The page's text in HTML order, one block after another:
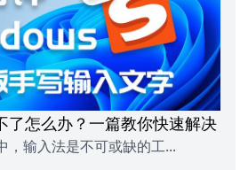
了怎么办？一篇教你快速解决
，输入法是不可或缺的工...